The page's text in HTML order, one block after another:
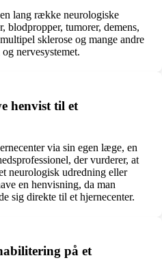
lang række neurologiske
blodpropper, tumorer, demens,
sklerose og mange andre
nervesystemet.
henvist til et
via sin egen læge, en
der vurderer, at
neurologisk udredning eller
en henvisning, da man
sig direkte til et hjernecenter.
på et